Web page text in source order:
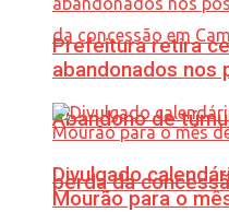
Abandono de
perda da
Prefeitura retira
abandonados nos
Divulgado
Mourão para o